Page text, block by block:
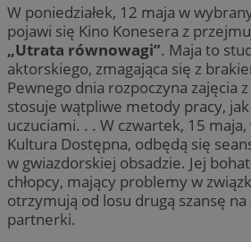
W poniedziałek, 12 maja w
pojawi się Kino Konesera z
„Utrata równowagi”. Maja to
aktorskiego, zmagająca się z
Pewnego dnia rozpoczyna zajęcia
stosuje wątpliwe metody pracy,
uczuciami. . . W czwartek, 15
Kultura Dostępna, odbędą się
w gwiazdorskiej obsadzie. Jej
chłopcy, mający problemy w
otrzymują od losu drugą szansę
partnerki.